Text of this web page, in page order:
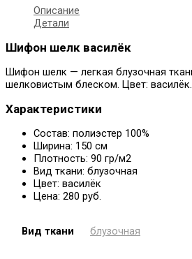
Описание
Детали
Шифон шелк василёк
Шифон шелк — легкая блузочная
шелковистым блеском. Цвет: василёк.
Характеристики
Состав: полиэстер 100%
Ширина: 150 см
Плотность: 90 гр/м2
Вид ткани: блузочная
Цвет: василёк
Цена: 280 руб.
Вид ткани блузочная